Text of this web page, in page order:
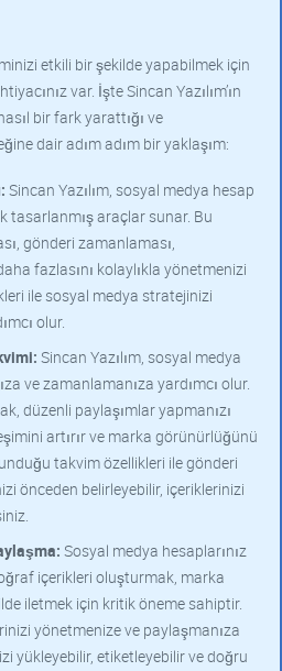
etkili bir şekilde yapabilmek için
var. İşte Sincan Yazılım’ın
bir fark yarattığı ve
dair adım adım bir yaklaşım:
Sincan Yazılım, sosyal medya hesap
tasarlanmış araçlar sunar. Bu
gönderi zamanlaması,
fazlasını kolaylıkla yönetmenizi
ile sosyal medya stratejinizi
olur.
Sincan Yazılım, sosyal medya
ve zamanlamanıza yardımcı olur.
düzenli paylaşımlar yapmanızı
artırır ve marka görünürlüğünü
takvim özellikleri ile gönderi
önceden belirleyebilir, içeriklerinizi
Sosyal medya hesaplarınız
içerikleri oluşturmak, marka
iletmek için kritik öneme sahiptir.
yönetmenize ve paylaşmanıza
yükleyebilir, etiketleyebilir ve doğru